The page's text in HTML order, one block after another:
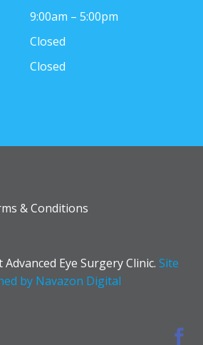
9:00am – 5:00pm
Closed
Closed
& Conditions
Eye Surgery Clinic. Site
by Navazon Digital